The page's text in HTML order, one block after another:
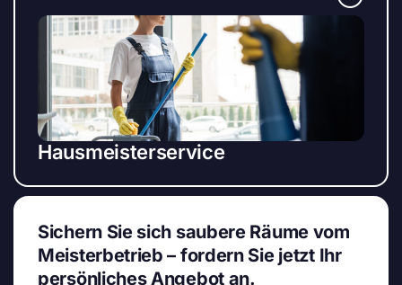
Hausmeisterservice
Sichern Sie sich saubere Räume vom
Meisterbetrieb – fordern Sie jetzt Ihr
persönliches Angebot an.